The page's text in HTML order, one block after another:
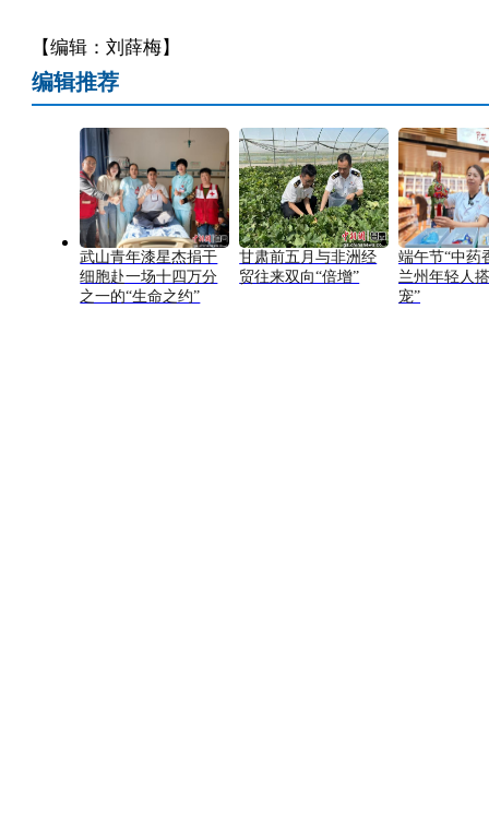
【编辑：刘薛梅】
编辑推荐
武山青年漆星杰捐干
细胞赴一场十四万分
之一的“生命之约”
甘肃前五月与非洲经
贸往来双向“倍增”
端午节“中药
兰州年轻人
宠”